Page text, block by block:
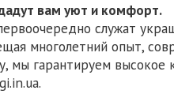
вам уют и комфорт.
служат
многолетний опыт,
мы гарантируем высокое